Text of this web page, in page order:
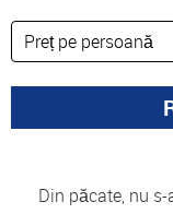
Din păcate, nu